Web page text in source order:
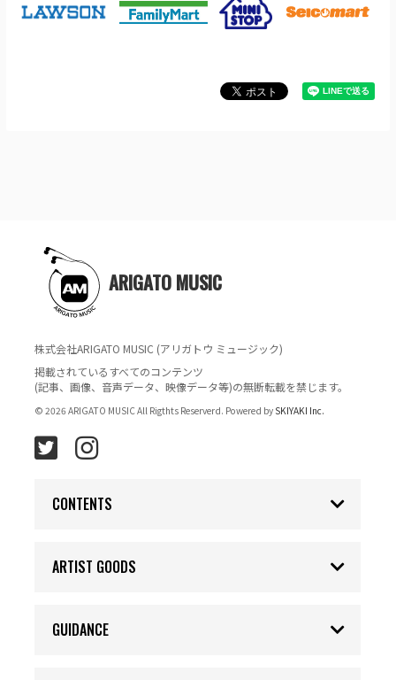
ARIGATO MUSIC
株式会社ARIGATO MUSIC (アリガトウ ミュージック)
掲載されているすべてのコンテンツ
(記事、画像、音声データ、映像データ等)の無断転載を禁じます。
© 2026 ARIGATO MUSIC All Rigthts Reserverd. Powered by SKIYAKI Inc.
CONTENTS
ARTIST GOODS
GUIDANCE